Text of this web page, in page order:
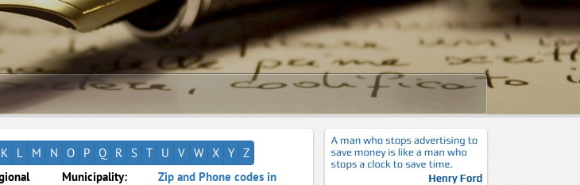
K L M N O P Q R S T U V W X Y Z
Municipality:
Zip and Phone codes in